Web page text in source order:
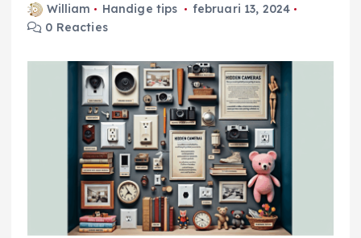
William Handige tips
februari 13, 2024
0 Reacties